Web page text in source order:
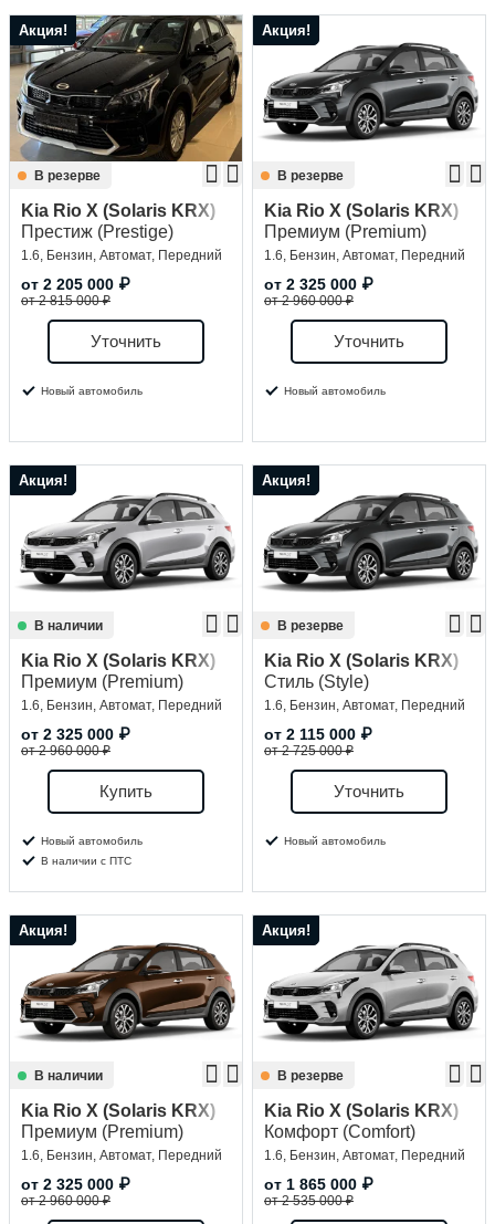
Акция!
В резерве
Kia Rio X (Solaris KRX)
Престиж (Prestige)
1.6, Бензин, Автомат, Передний
от 2 205 000 ₽
от 2 815 000 ₽
Уточнить
Новый автомобиль
Акция!
В резерве
Kia Rio X (Solaris KRX)
Премиум (Premium)
1.6, Бензин, Автомат, Передний
от 2 325 000 ₽
от 2 960 000 ₽
Уточнить
Новый автомобиль
Акция!
В наличии
Kia Rio X (Solaris KRX)
Премиум (Premium)
1.6, Бензин, Автомат, Передний
от 2 325 000 ₽
от 2 960 000 ₽
Купить
Новый автомобиль
В наличии с ПТС
Акция!
В резерве
Kia Rio X (Solaris KRX)
Стиль (Style)
1.6, Бензин, Автомат, Передний
от 2 115 000 ₽
от 2 725 000 ₽
Уточнить
Новый автомобиль
Акция!
В наличии
Kia Rio X (Solaris KRX)
Премиум (Premium)
1.6, Бензин, Автомат, Передний
от 2 325 000 ₽
от 2 960 000 ₽
Акция!
В резерве
Kia Rio X (Solaris KRX)
Комфорт (Comfort)
1.6, Бензин, Автомат, Передний
от 1 865 000 ₽
от 2 535 000 ₽